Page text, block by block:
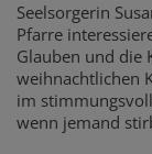
Seelsorgerin
Pfarre
Glauben und die
weihnachtlichen
im
wenn jemand